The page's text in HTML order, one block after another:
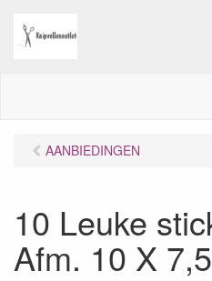
AANBIEDINGEN
10 Leuke
Afm. 10 X